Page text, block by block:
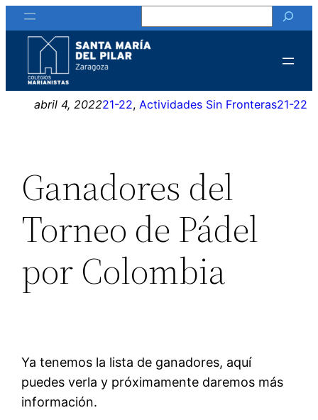
Saltar
al
contenido
abril 4, 202221-22, Actividades Sin Fronteras21-22
Ganadores del
Torneo de Pádel
por Colombia
Ya tenemos la lista de ganadores, aquí
puedes verla y próximamente daremos más
información.